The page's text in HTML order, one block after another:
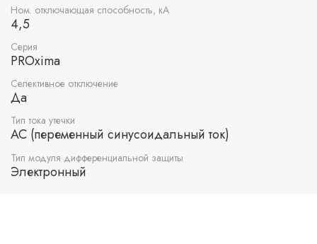
Ном. отключающая способность, кА
4,5
Серия
PROxima
Селективное отключение
Да
Тип тока утечки
AC (переменный синусоидальный ток)
Тип модуля дифференциальной защиты
Электронный